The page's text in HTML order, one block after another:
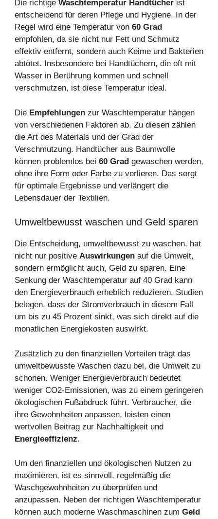
Die richtige Waschtemperatur Handtücher ist
entscheidend für deren Pflege und Hygiene. In der
Regel wird eine Temperatur von 60 Grad
empfohlen, da sie nicht nur Fett und Schmutz
effektiv entfernt, sondern auch Keime und Bakterien
abtötet. Insbesondere bei Handtüchern, die oft mit
Wasser in Berührung kommen und schnell
verschmutzen, ist diese Temperatur ideal.
Die Empfehlungen zur Waschtemperatur hängen
von verschiedenen Faktoren ab. Zu diesen zählen
die Art des Materials und der Grad der
Verschmutzung. Handtücher aus Baumwolle
können problemlos bei 60 Grad gewaschen werden,
ohne ihre Form oder Farbe zu verlieren. Das sorgt
für optimale Ergebnisse und verlängert die
Lebensdauer der Textilien.
Umweltbewusst waschen und Geld sparen
Die Entscheidung, umweltbewusst zu waschen, hat
nicht nur positive Auswirkungen auf die Umwelt,
sondern ermöglicht auch, Geld zu sparen. Eine
Senkung der Waschtemperatur auf 40 Grad kann
den Energieverbrauch erheblich reduzieren. Studien
belegen, dass der Stromverbrauch in diesem Fall
um bis zu 45 Prozent sinkt, was sich direkt auf die
monatlichen Energiekosten auswirkt.
Zusätzlich zu den finanziellen Vorteilen trägt das
umweltbewusste Waschen dazu bei, die Umwelt zu
schonen. Weniger Energieverbrauch bedeutet
weniger CO2-Emissionen, was zu einem geringeren
ökologischen Fußabdruck führt. Verbraucher, die
ihre Gewohnheiten anpassen, leisten einen
wertvollen Beitrag zur Nachhaltigkeit und
Energieeffizienz.
Um den finanziellen und ökologischen Nutzen zu
maximieren, ist es sinnvoll, regelmäßig die
Waschgewohnheiten zu überprüfen und
anzupassen. Neben der richtigen Waschtemperatur
können auch moderne Waschmaschinen zum Geld